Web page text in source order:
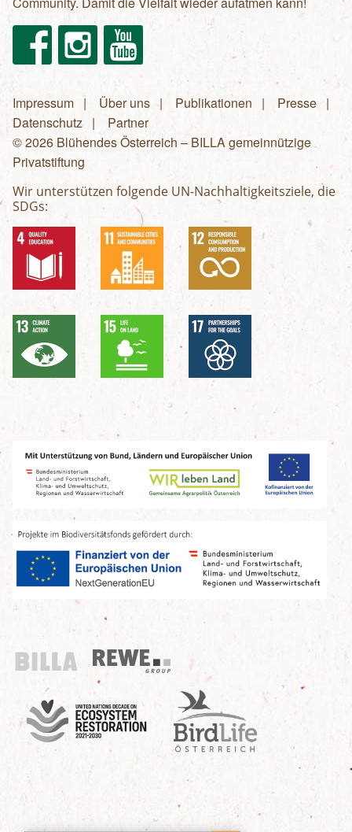
FacebookInstagram Youtube
Fußzeilenmenü
Impressum Über uns Publikationen
Presse
Datenschutz
Partner
© 2026 Blühendes Österreich – BILLA gemeinnützige
Privatstiftung
Wir unterstützen folgende UN-Nachhaltigkeitsziele, die
SDGs:
Billa
REWE Group
UN Decade
Birdlife